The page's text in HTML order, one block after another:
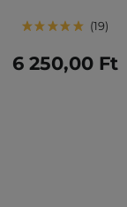
19
6 250,00 Ft